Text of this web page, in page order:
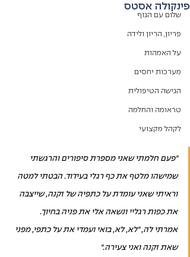
שלום עם הגוף
פריון, הריון ולידה
על האמהות
מערכות יחסים
הגישה הטיפולית
טראומה והחלמה
לקהל מקצועי
פינקולה אסטס
"פעם חלמתי שאני מספרת סיפורים והרגשתי
שמישהו מלטף את כף רגלי בעידוד. הבטתי למטה
וראיתי שאני עומדת על כתפיה של זקנה, שייצבה
את כפות רגליי ונשאה אלי את פניה בחיוך.
אמרתי לה, "לא, לא, בואי ועמדי את על כתפי, מפני
שאת זקנה ואני צעירה."